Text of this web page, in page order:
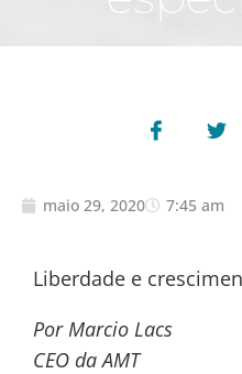
maio 29, 2020 7:45 am
Liberdade e
Por Marcio Lacs
CEO da AMT